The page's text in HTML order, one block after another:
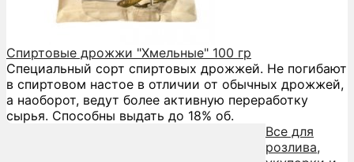
Спиртовые дрожжи "Хмельные" 100 гр
Специальный сорт спиртовых дрожжей. Не погибают
в спиртовом настое в отличии от обычных дрожжей,
а наоборот, ведут более активную переработку
сырья. Способны выдать до 18% об.
Все для
розлива,